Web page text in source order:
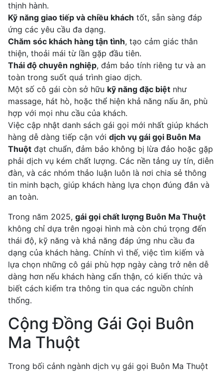
thịnh hành.
Kỹ năng giao tiếp và chiều khách tốt, sẵn sàng đáp
ứng các yêu cầu đa dạng.
Chăm sóc khách hàng tận tình, tạo cảm giác thân
thiện, thoải mái từ lần gặp đầu tiên.
Thái độ chuyên nghiệp, đảm bảo tính riêng tư và an
toàn trong suốt quá trình giao dịch.
Một số cô gái còn sở hữu kỹ năng đặc biệt như
massage, hát hò, hoặc thể hiện khả năng nấu ăn, phù
hợp với mọi nhu cầu của khách.
Việc cập nhật danh sách gái gọi mới nhất giúp khách
hàng dễ dàng tiếp cận với dịch vụ gái gọi Buôn Ma
Thuột đạt chuẩn, đảm bảo không bị lừa đảo hoặc gặp
phải dịch vụ kém chất lượng. Các nền tảng uy tín, diễn
đàn, và các nhóm thảo luận luôn là nơi chia sẻ thông
tin minh bạch, giúp khách hàng lựa chọn đúng đắn và
an toàn.
Trong năm 2025, gái gọi chất lượng Buôn Ma Thuột
không chỉ dựa trên ngoại hình mà còn chú trọng đến
thái độ, kỹ năng và khả năng đáp ứng nhu cầu đa
dạng của khách hàng. Chính vì thế, việc tìm kiếm và
lựa chọn những cô gái phù hợp ngày càng trở nên dễ
dàng hơn nếu khách hàng cẩn thận, có kiến thức và
biết cách kiểm tra thông tin qua các nguồn chính
thống.
Cộng Đồng Gái Gọi Buôn
Ma Thuột
Trong bối cảnh ngành dịch vụ gái gọi Buôn Ma Thuột